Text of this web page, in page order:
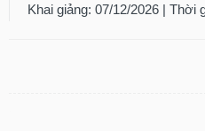
Khai giảng: 07/12/2026 | Thời